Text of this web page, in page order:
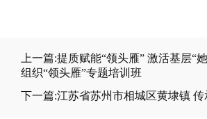
上一篇:提质赋能“领头雁” 激活基层
组织“领头雁”专题培训班
下一篇:江苏省苏州市相城区黄埭镇